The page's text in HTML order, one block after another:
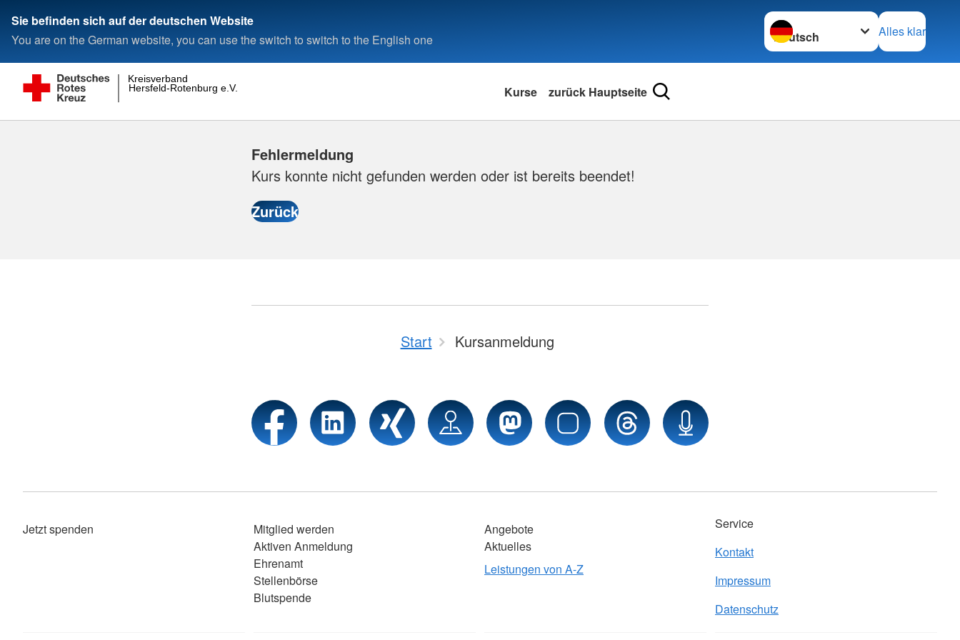
Sie befinden sich auf der deutschen Website
You are on the German website, you can use the switch to switch to the English one
Sprache wechseln zu
Alles klar
Hersfeld-Rotenburg e.V.
Kreisverband
Kurse zurück Hauptseite
Fehlermeldung
Kurs konnte nicht gefunden werden oder ist bereits beendet!
Start Kursanmeldung
Jetzt spenden
Mitglied werden
Aktiven Anmeldung
Ehrenamt
Stellenbörse
Blutspende
Angebote
Aktuelles
Leistungen von A-Z
Service
Kontakt
Impressum
Datenschutz